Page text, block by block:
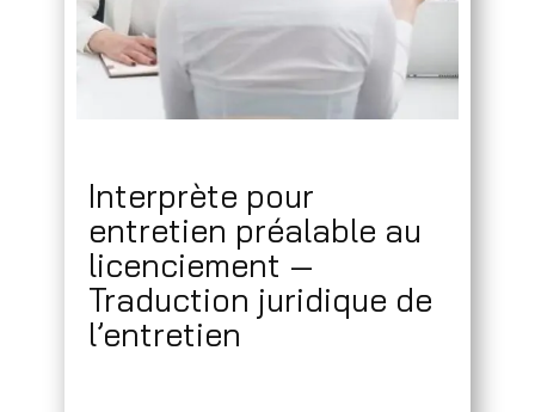
Interprète pour
entretien préalable au
licenciement —
Traduction juridique de
l’entretien